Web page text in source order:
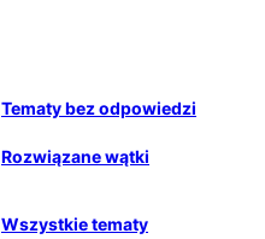
Tematy bez odpowiedzi
Rozwiązane wątki
Wszystkie tematy